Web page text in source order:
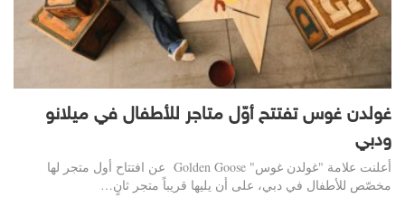
غولدن غوس تفتتح أوّل متاجر للأطفال في ميلانو
ودبي
أعلنت علامة "غولدن غوس" Golden Goose عن افتتاح أول متجر لها
مخصّص للأطفال في دبي، على أن يليها قريباً متجر ثانٍ…